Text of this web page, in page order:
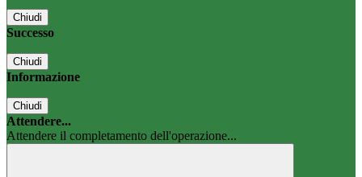
Chiudi
Successo
Chiudi
Informazione
Chiudi
Attendere...
Attendere il completamento dell'operazione...